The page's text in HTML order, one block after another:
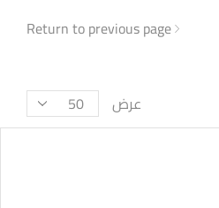
Return to previous page
عرض